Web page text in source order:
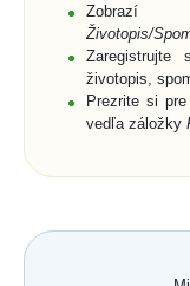
Životopis/
životopis,
Prezrite si
vedľa záložky